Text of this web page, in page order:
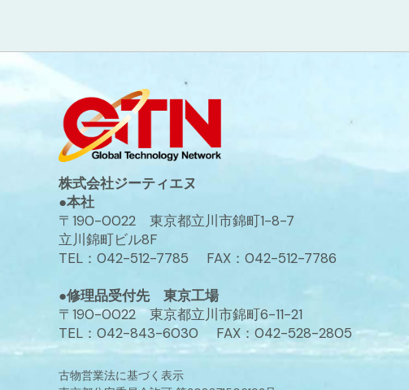
株式会社ジーティエヌ
●本社
〒190-0022 東京都立川市錦町1-8-7
立川錦町ビル8F
TEL：042-512-7785 FAX：042-512-7786
●修理品受付先 東京工場
〒190-0022 東京都立川市錦町6-11-21
TEL：042-843-6030 FAX：042-528-2805
古物営業法に基づく表示